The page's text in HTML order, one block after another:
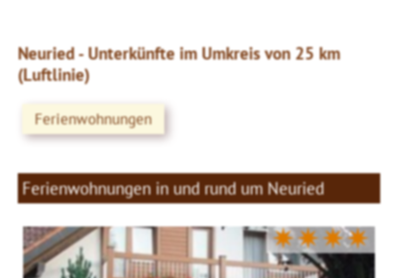
Neuried - Unterkünfte im Umkreis von 25 km
(Luftlinie)
Ferienwohnungen
Ferienwohnungen in und rund um Neuried
✷✷✷✷